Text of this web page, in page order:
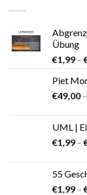
Übung
€1,99 –
Piet
€49,00 –
UML |
€1,99 –
55
€1,99 –